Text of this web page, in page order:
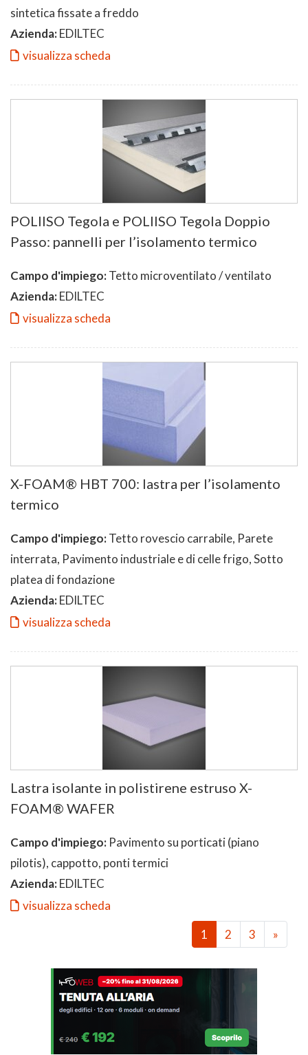
sintetica fissate a freddo
Azienda:EDILTEC
visualizza scheda
POLIISO Tegola e POLIISO Tegola Doppio
Passo: pannelli per l’isolamento termico
Campo d'impiego:Tetto microventilato / ventilato
Azienda:EDILTEC
visualizza scheda
X-FOAM® HBT 700: lastra per l’isolamento
termico
Campo d'impiego:Tetto rovescio carrabile, Parete
interrata, Pavimento industriale e di celle frigo, Sotto
platea di fondazione
Azienda:EDILTEC
visualizza scheda
Lastra isolante in polistirene estruso X-
FOAM® WAFER
Campo d'impiego: Pavimento su porticati (piano
pilotis), cappotto, ponti termici
Azienda:EDILTEC
visualizza scheda
1
2 3 »